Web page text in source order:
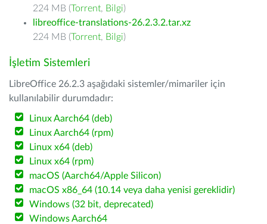
224 MB (Torrent, Bilgi)
libreoffice-translations-26.2.3.2.tar.xz
224 MB (Torrent, Bilgi)
İşletim Sistemleri
LibreOffice 26.2.3 aşağıdaki sistemler/mimariler için
kullanılabilir durumdadır:
Linux Aarch64 (deb)
Linux Aarch64 (rpm)
Linux x64 (deb)
Linux x64 (rpm)
macOS (Aarch64/Apple Silicon)
macOS x86_64 (10.14 veya daha yenisi gereklidir)
Windows (32 bit, deprecated)
Windows Aarch64